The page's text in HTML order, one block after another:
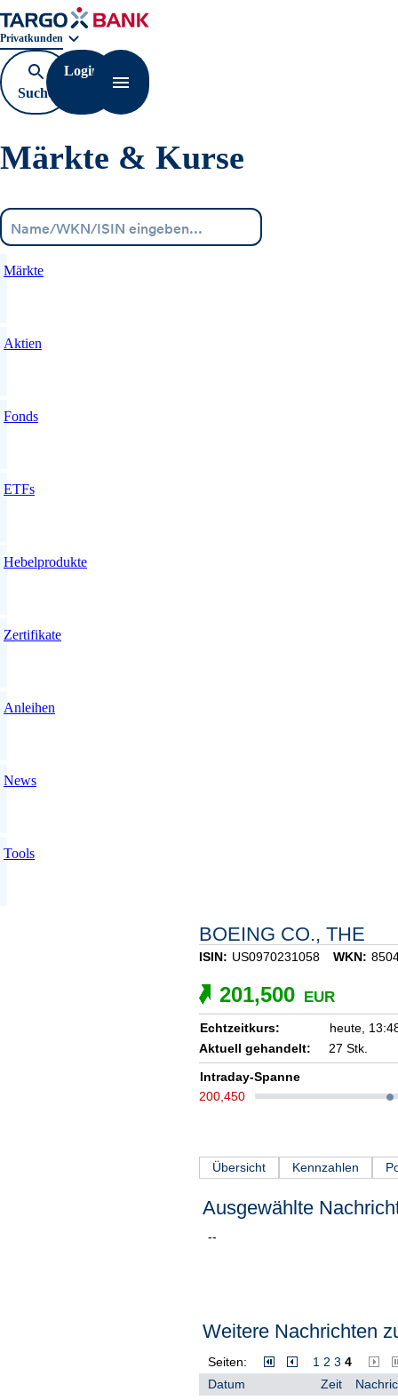
Geschäftsbereichnavigation. Aktuelle Auswahl:
Privatkunden
Suche
öffnen
Login
Navigation öffnen
Märkte & Kurse
Märkte
Aktien
Fonds
ETFs
Hebelprodukte
Zertifikate
Anleihen
News
Tools
BOEING CO., THE
ISIN: US0970231058 WKN:
201,500 EUR
Echtzeitkurs: heute,
Aktuell gehandelt:
27 Stk.
Intraday-Spanne
200,450
Übersicht Kennzahlen
Ausgewählte
--
Weitere Nachrichten
Seiten: 1 2 3 4
Datum
Zeit